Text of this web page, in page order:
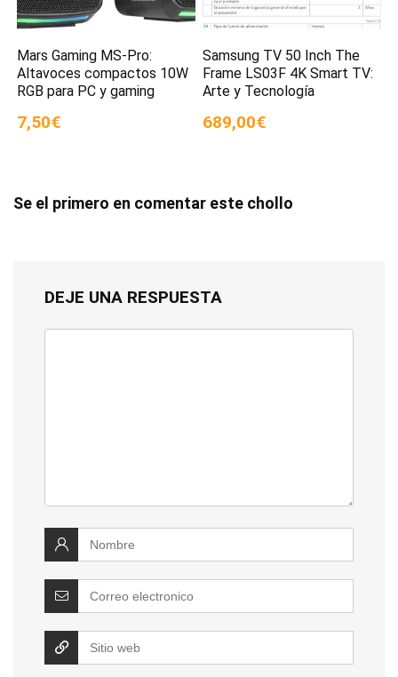
Mars Gaming MS-Pro:
Altavoces compactos 10W
RGB para PC y gaming
7,50€
Samsung TV 50 Inch The
Frame LS03F 4K Smart TV:
Arte y Tecnología
689,00€
Se el primero en comentar este chollo
DEJE UNA RESPUESTA